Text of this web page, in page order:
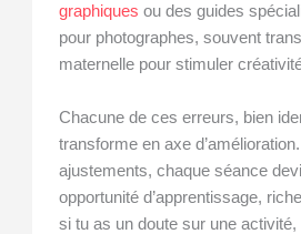
graphiques ou des guides
pour photographes, souvent
maternelle pour stimuler
Chacune de ces erreurs, bien
transforme en axe
ajustements, chaque séance
opportunité d’apprentissage,
si tu as un doute sur une activité,